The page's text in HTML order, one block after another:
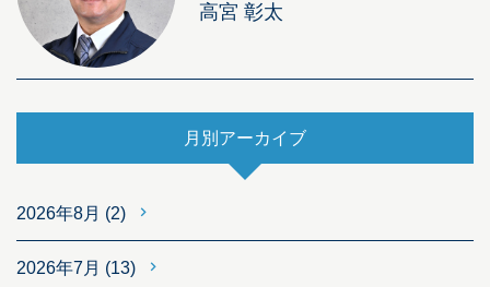
高宮 彰太
月別アーカイブ
2026年8月 (2)
2026年7月 (13)